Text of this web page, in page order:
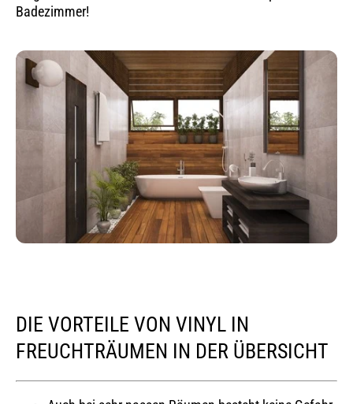
Badezimmer!
DIE VORTEILE VON VINYL IN
FREUCHTRÄUMEN IN DER ÜBERSICHT